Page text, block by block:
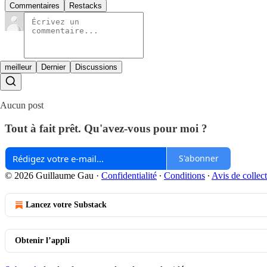
Commentaires Restacks
meilleur Dernier Discussions
Aucun post
Tout à fait prêt. Qu'avez-vous pour moi ?
S'abonner
© 2026 Guillaume Gau · Confidentialité ∙ Conditions ∙ Avis de
Lancez votre Substack
Obtenir l’appli